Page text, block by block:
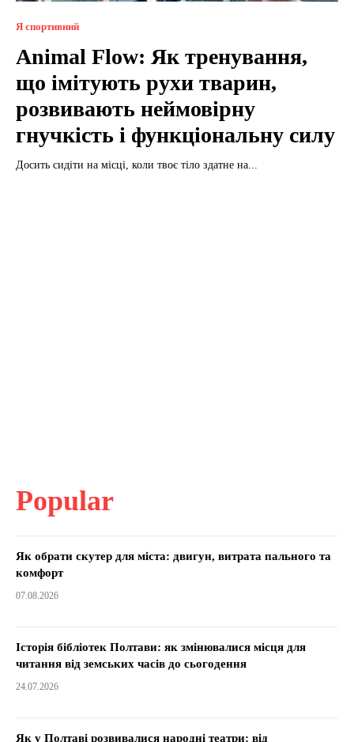
Я спортивний
Animal Flow: Як тренування,
що імітують рухи тварин,
розвивають неймовірну
гнучкість і функціональну силу
Досить сидіти на місці, коли твоє тіло здатне на...
Popular
Як обрати скутер для міста: двигун, витрата пального та
комфорт
07.08.2026
Історія бібліотек Полтави: як змінювалися місця для
читання від земських часів до сьогодення
24.07.2026
Як у Полтаві розвивалися народні театри: від